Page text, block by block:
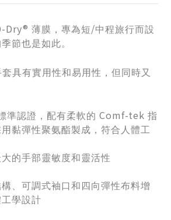
Dry®薄膜，專為短/中程旅行而設
節也是如此。
套具有實用性和易用性，但同時又
準認證，配有柔軟的 Comf-tek指
黏彈性聚氨酯製成，符合人體工
的手部靈敏度和靈活性
、可調式袖口和四向彈性布料增
學設計